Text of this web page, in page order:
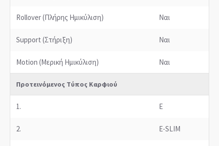
Rollover (Πλήρης Ημικύλιση) Ναι
Support (Στήριξη) Ναι
Motion (Μερική Ημικύλιση) Ναι
Προτεινόμενος Τύπος Καρφιού
1. E
2. E-SLIM